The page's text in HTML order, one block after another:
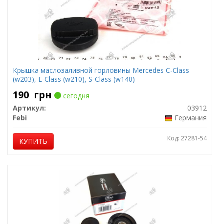
Крышка маслозаливной горловины Mercedes C-Class
(w203), E-Class (w210), S-Class (w140)
190 грн
сегодня
Артикул:
03912
Febi
Германия
КУПИТЬ Код: 27281-54